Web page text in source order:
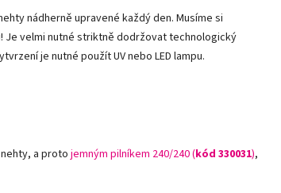
nádherně upravené každý den. Musíme si
Je velmi nutné striktně dodržovat technologický
je nutné použít UV nebo LED lampu.
a proto jemným pilníkem 240/240 (kód 330031),